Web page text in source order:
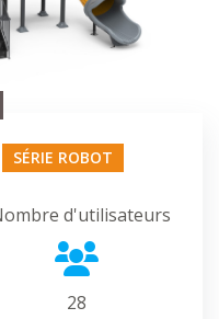
SÉRIE ROBOT
d'utilisateurs
28